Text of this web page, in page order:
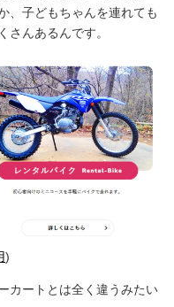
、子どもちゃんを連れても
さんあるんです。
)
カートとは全く違うみたい